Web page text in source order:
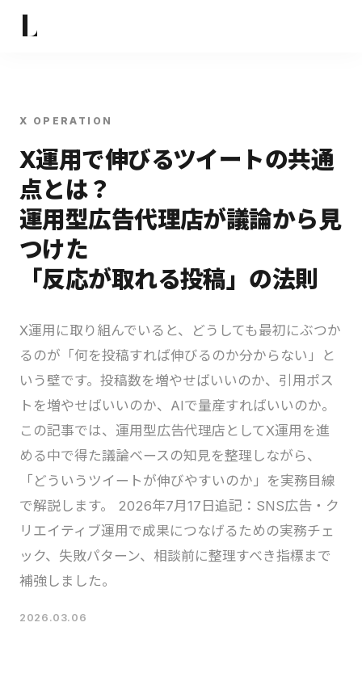
L
X OPERATION
X運用で伸びるツイートの共通
点とは？
運用型広告代理店が議論から見
つけた
「反応が取れる投稿」の法則
X運用に取り組んでいると、どうしても最初にぶつか
るのが「何を投稿すれば伸びるのか分からない」と
いう壁です。投稿数を増やせばいいのか、引用ポス
トを増やせばいいのか、AIで量産すればいいのか。
この記事では、運用型広告代理店としてX運用を進
める中で得た議論ベースの知見を整理しながら、
「どういうツイートが伸びやすいのか」を実務目線
で解説します。 2026年7月17日追記：SNS広告・ク
リエイティブ運用で成果につなげるための実務チェ
ック、失敗パターン、相談前に整理すべき指標まで
補強しました。
2026.03.06